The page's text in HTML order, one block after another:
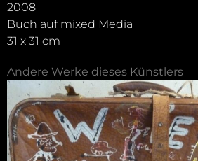
2008
Buch auf mixed Media
31 x 31 cm
Andere Werke dieses Künstlers